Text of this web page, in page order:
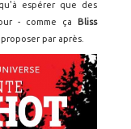
espérer que des
- comme ça
Bliss
par après.